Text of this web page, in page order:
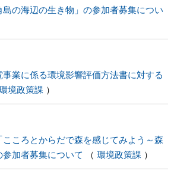
の海辺の生き物」の参加者募集につい
事業に係る環境影響評価方法書に対する
境政策課
ころとからだで森を感じてみよう～森
加者募集について
環境政策課